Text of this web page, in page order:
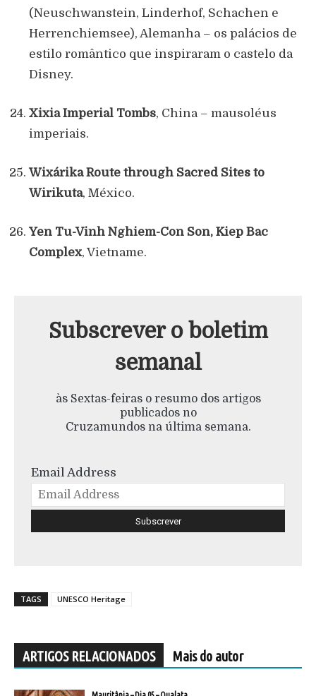
(Neuschwanstein, Linderhof, Schachen e
Herrenchiemsee), Alemanha – os palácios de
estilo romântico que inspiraram o castelo da
Disney.
Xixia Imperial Tombs, China – mausoléus
imperiais.
Wixárika Route through Sacred Sites to
Wirikuta, México.
Yen Tu-Vinh Nghiem-Con Son, Kiep Bac
Complex, Vietname.
Subscrever o boletim
semanal
às Sextas-feiras o resumo dos artigos
publicados no
Cruzamundos na última semana.
Email Address
TAGS UNESCO Heritage
ARTIGOS RELACIONADOS Mais do autor